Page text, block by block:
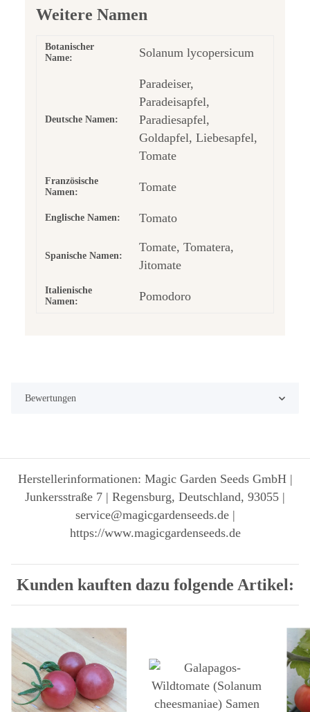
Weitere Namen
Botanischer
Name:
Solanum lycopersicum
Deutsche Namen:
Paradeiser,
Paradeisapfel,
Paradiesapfel,
Goldapfel, Liebesapfel,
Tomate
Französische
Namen:
Tomate
Englische Namen: Tomato
Spanische Namen:
Tomate, Tomatera,
Jitomate
Italienische
Namen:
Pomodoro
Bewertungen
Herstellerinformationen: Magic Garden Seeds GmbH |
Junkersstraße 7 | Regensburg, Deutschland, 93055 |
service@magicgardenseeds.de |
https://www.magicgardenseeds.de
Kunden kauften dazu folgende Artikel: